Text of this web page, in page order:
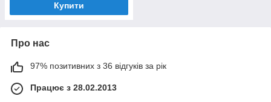
Купити
Про нас
97% позитивних з 36 відгуків за рік
Працює з 28.02.2013